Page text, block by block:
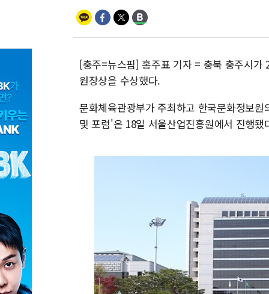
[충주=뉴스핌] 홍주표 기자 = 충북 충주시가
원장상을 수상했다.
문화체육관광부가 주최하고 한국문화정보
및 포럼'은 18일 서울산업진흥원에서 진행됐